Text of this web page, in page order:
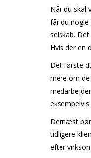
Når du skal
får du nogle
selskab.
Hvis der en
Det første
mere om
Dernæst bør
tidligere
efter